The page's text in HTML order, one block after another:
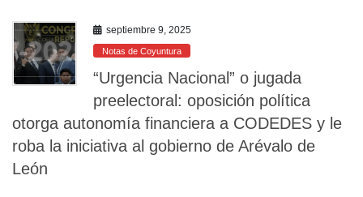
septiembre 9, 2025
Notas de Coyuntura
“Urgencia Nacional” o jugada
preelectoral: oposición política
otorga autonomía financiera a CODEDES y le
roba la iniciativa al gobierno de Arévalo de
León